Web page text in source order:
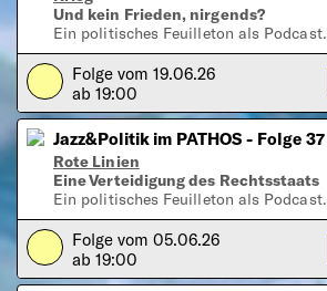
Und kein Frieden, nirgends?
Ein politisches Feuilleton als Podcast.
Play Folge vom 19.06.26
ab 19:00
Jazz&Politik im PATHOS - Folge 37
Rote Linien
Eine Verteidigung des Rechtsstaats
Ein politisches Feuilleton als Podcast.
Play Folge vom 05.06.26
ab 19:00